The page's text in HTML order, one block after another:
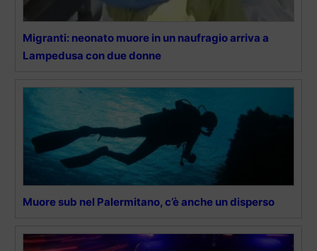
Migranti: neonato muore in un naufragio arriva a
Lampedusa con due donne
Muore sub nel Palermitano, c’è anche un disperso